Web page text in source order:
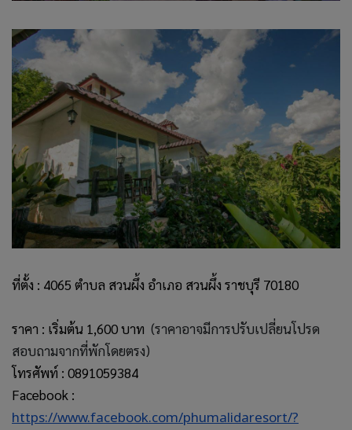
ที่ตั้ง : 4065 ตำบล สวนผึ้ง อำเภอ สวนผึ้ง ราชบุรี 70180
ราคา : เริ่มต้น 1,600 บาท (ราคาอาจมีการปรับเปลี่ยนโปรด
สอบถามจากที่พักโดยตรง)
โทรศัพท์ : 0891059384
Facebook :
https://www.facebook.com/phumalidaresort/?